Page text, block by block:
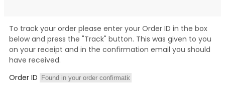
To track your order please enter your Order ID in the box
below and press the "Track" button. This was given to you
on your receipt and in the confirmation email you should
have received.
Order ID